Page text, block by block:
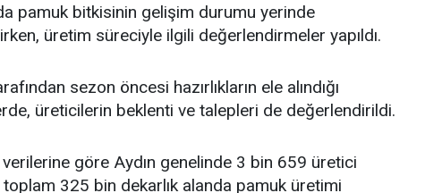
pamuk bitkisinin gelişim durumu yerinde
üretim süreciyle ilgili değerlendirmeler yapıldı.
sezon öncesi hazırlıkların ele alındığı
üreticilerin beklenti ve talepleri de değerlendirildi.
göre Aydın genelinde 3 bin 659 üretici
toplam 325 bin dekarlık alanda pamuk üretimi